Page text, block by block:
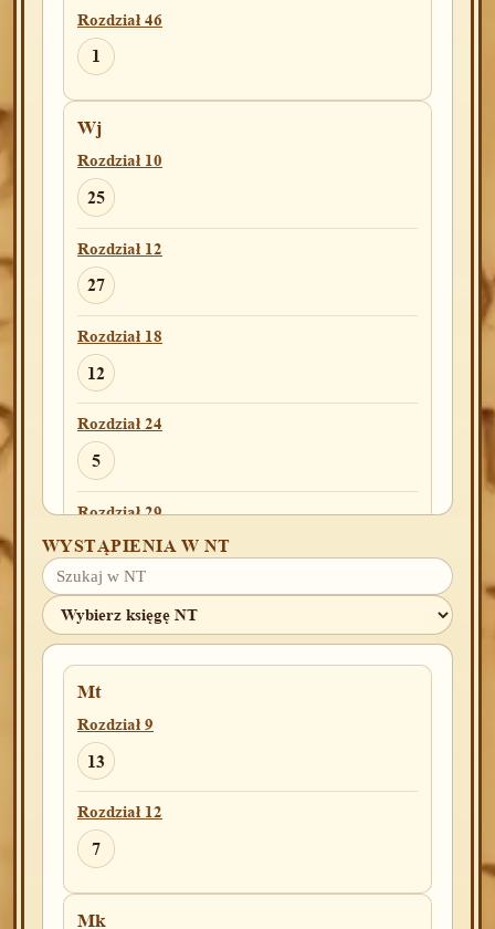
Rozdział 46
1
Wj
Rozdział 10
25
Rozdział 12
27
Rozdział 18
12
Rozdział 24
5
Rozdział 29
34 41 42
Rozdział 30
9
Rozdział 32
6
Kpl
Rozdział 1
9
Rozdział 2
WYSTĄPIENIA W NT
Mt
Rozdział 9
13
Rozdział 12
7
Mk